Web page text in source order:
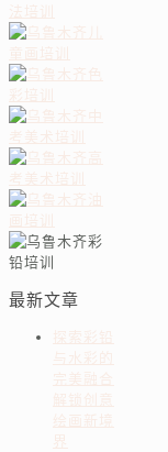
最新文章
探索彩铅
与水彩的
完美融合
解锁创意
绘画新境
界